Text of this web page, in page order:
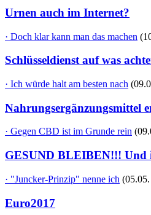
Urnen auch im Internet?
· Doch klar kann man das machen
Schlüsseldienst auf was
· Ich würde halt am besten nach
Nahrungsergänzungsmittel
· Gegen CBD ist im Grunde rein
GESUND BLEIBEN!!! Und
· "Juncker-Prinzip" nenne ich
Euro2017